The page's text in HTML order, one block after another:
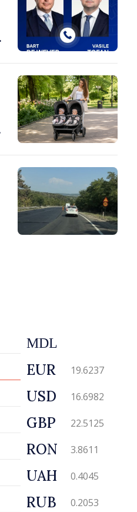
MDL
EUR 19.6237
USD 16.6982
GBP 22.5125
RON 3.8611
UAH 0.4045
RUB 0.2053